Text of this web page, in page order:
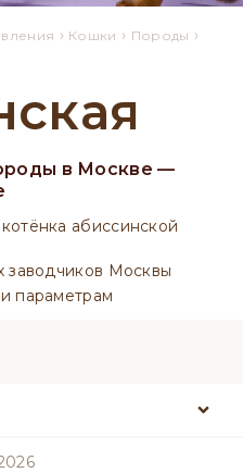
› Кошки › Породы ›
в Москве —
абиссинской
заводчиков Москвы
параметрам